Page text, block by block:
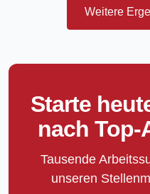
Weitere
Starte
nach Top-
Tausende
unseren